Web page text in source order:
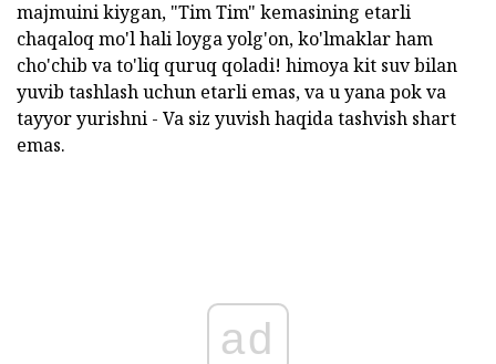
majmuini kiygan, "Tim Tim" kemasining etarli
chaqaloq mo'l hali loyga yolg'on, ko'lmaklar ham
cho'chib va to'liq quruq qoladi! himoya kit suv bilan
yuvib tashlash uchun etarli emas, va u yana pok va
tayyor yurishni - Va siz yuvish haqida tashvish shart
emas.
ad